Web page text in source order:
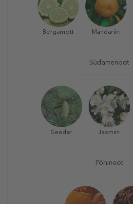
Bergamott Mandariin
Südamenoot
Seeder Jasmiin
Põhinoot